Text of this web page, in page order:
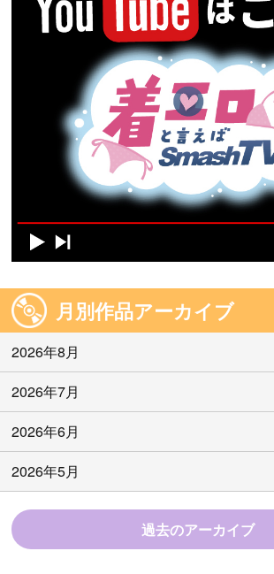
月別作品アーカイブ
2026年8月
2026年7月
2026年6月
2026年5月
過去のアーカイブ